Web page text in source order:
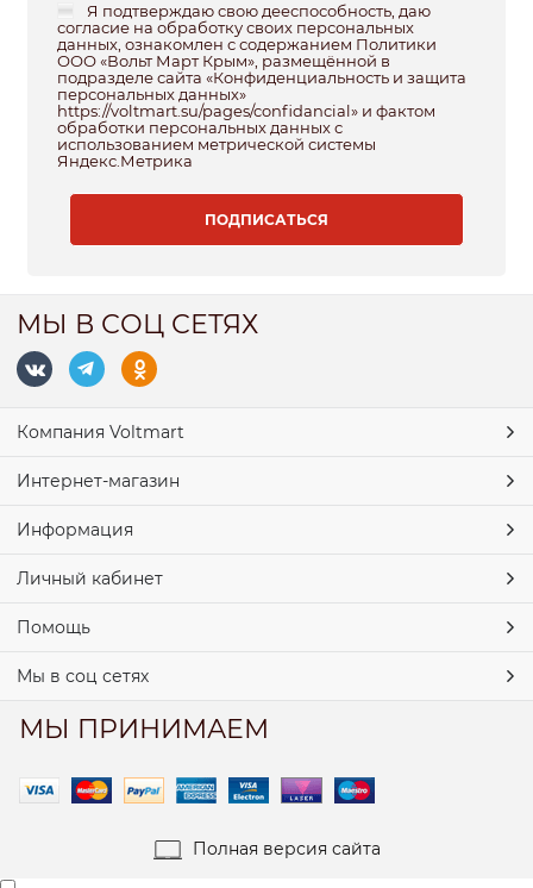
Я подтверждаю свою дееспособность, даю
согласие на обработку своих персональных
данных, ознакомлен с содержанием Политики
ООО «Вольт Март Крым», размещённой в
подразделе сайта «Конфиденциальность и защита
персональных данных»
https://voltmart.su/pages/confidancial» и фактом
обработки персональных данных с
использованием метрической системы
Яндекс.Метрика
МЫ В СОЦ СЕТЯХ
Компания Voltmart
Интернет-магазин
Информация
Личный кабинет
Помощь
Мы в соц сетях
МЫ ПРИНИМАЕМ
Полная версия сайта